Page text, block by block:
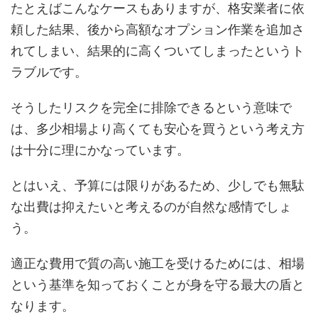
たとえばこんなケースもありますが、格安業者に依
頼した結果、後から高額なオプション作業を追加さ
れてしまい、結果的に高くついてしまったというト
ラブルです。
そうしたリスクを完全に排除できるという意味で
は、多少相場より高くても安心を買うという考え方
は十分に理にかなっています。
とはいえ、予算には限りがあるため、少しでも無駄
な出費は抑えたいと考えるのが自然な感情でしょ
う。
適正な費用で質の高い施工を受けるためには、相場
という基準を知っておくことが身を守る最大の盾と
なります。